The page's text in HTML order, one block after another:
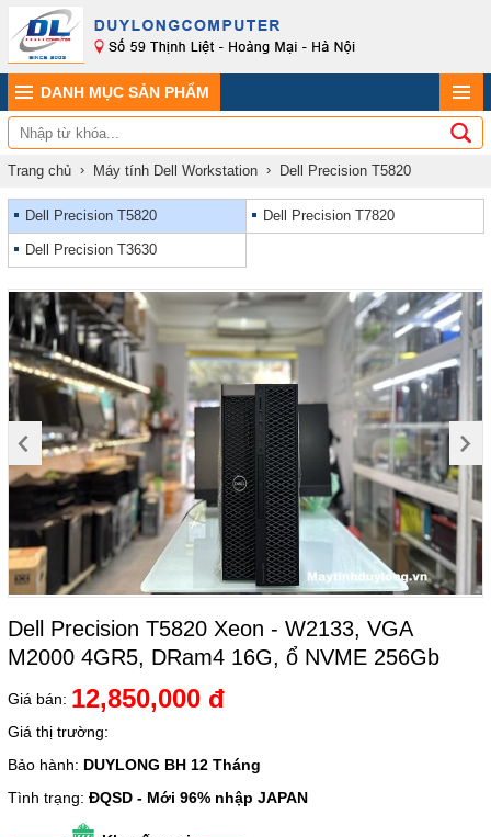
DANH MỤC SẢN PHẨM
Trang chủ Máy tính Dell Workstation Dell Precision T5820
Dell Precision T5820 Dell Precision T7820
Dell Precision T3630
Dell Precision T5820 Xeon - W2133, VGA
M2000 4GR5, DRam4 16G, ổ NVME 256Gb
Giá bán: 12,850,000 đ
Giá thị trường:
Bảo hành: DUYLONG BH 12 Tháng
Tình trạng: ĐQSD - Mới 96% nhập JAPAN